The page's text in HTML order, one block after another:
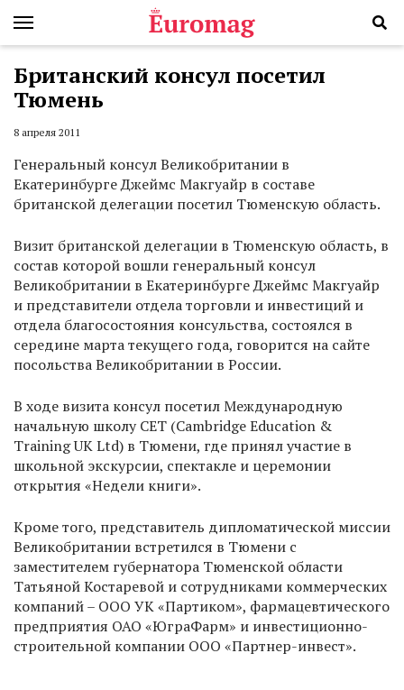
Британский консул посетил
Тюмень
8 апреля 2011
Генеральный консул Великобритании в
Екатеринбурге Джеймс Макгуайр в составе
британской делегации посетил Тюменскую область.
Визит британской делегации в Тюменскую область, в
состав которой вошли генеральный консул
Великобритании в Екатеринбурге Джеймс Макгуайр
и представители отдела торговли и инвестиций и
отдела благосостояния консульства, состоялся в
середине марта текущего года, говорится на сайте
посольства Великобритании в России.
В ходе визита консул посетил Международную
начальную школу СЕТ (Cambridge Education &
Training UK Ltd) в Тюмени, где принял участие в
школьной экскурсии, спектакле и церемонии
открытия «Недели книги».
Кроме того, представитель дипломатической миссии
Великобритании встретился в Тюмени с
заместителем губернатора Тюменской области
Татьяной Костаревой и сотрудниками коммерческих
компаний – ООО УК «Партиком», фармацевтического
предприятия ОАО «ЮграФарм» и инвестиционно-
строительной компании ООО «Партнер-инвест».